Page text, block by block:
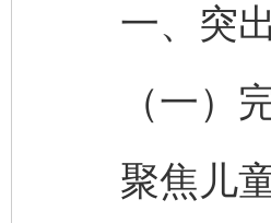
一、突出
（一）完
聚焦儿童